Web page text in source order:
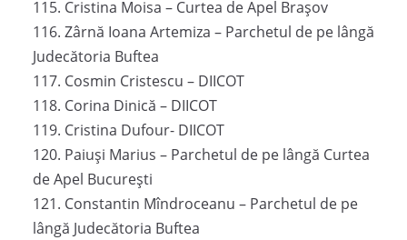
115. Cristina Moisa – Curtea de Apel Brașov
116. Zârnă Ioana Artemiza – Parchetul de pe lângă
Judecătoria Buftea
117. Cosmin Cristescu – DIICOT
118. Corina Dinică – DIICOT
119. Cristina Dufour- DIICOT
120. Paiuși Marius – Parchetul de pe lângă Curtea
de Apel București
121. Constantin Mîndroceanu – Parchetul de pe
lângă Judecătoria Buftea